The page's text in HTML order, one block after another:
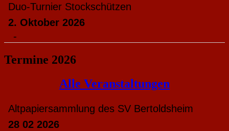
Duo-Turnier Stockschützen
2. Oktober 2026
-
Termine 2026
Alle Veranstaltungen
Altpapiersammlung des SV Bertoldsheim
28 02 2026